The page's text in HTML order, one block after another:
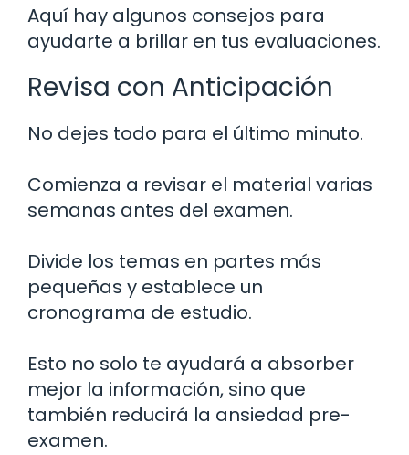
Aquí hay algunos consejos para
ayudarte a brillar en tus evaluaciones.
Revisa con Anticipación
No dejes todo para el último minuto.
Comienza a revisar el material varias
semanas antes del examen.
Divide los temas en partes más
pequeñas y establece un
cronograma de estudio.
Esto no solo te ayudará a absorber
mejor la información, sino que
también reducirá la ansiedad pre-
examen.